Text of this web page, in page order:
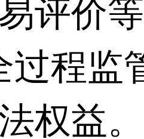
评价
过程监
权益。